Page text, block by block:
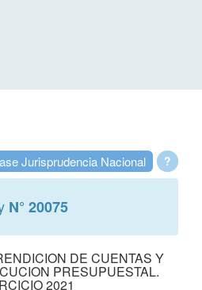
?
Jurisprudencia Nacional
N° 20075
DE CUENTAS Y
PRESUPUESTAL.
2021